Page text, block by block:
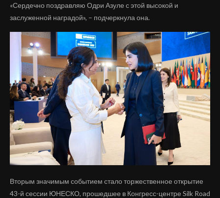
«Сердечно поздравляю Одри Азуле с этой высокой и
заслуженной наградой», – подчеркнула она.
Вторым значимым событием стало торжественное открытие
43-й сессии ЮНЕСКО, прошедшее в Конгресс-центре Silk Road